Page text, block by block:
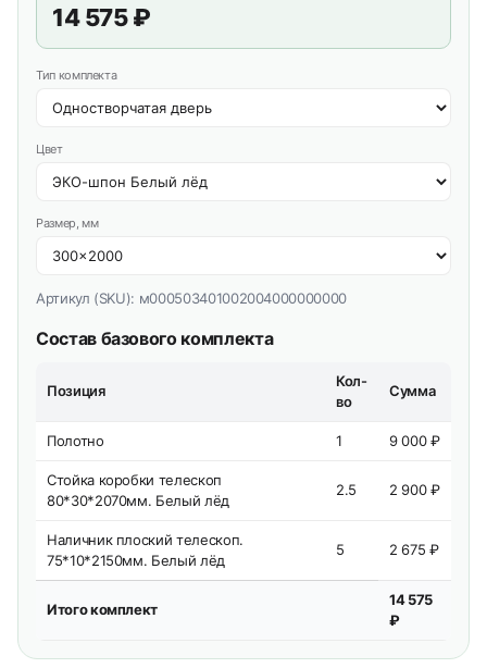
14 575 ₽
Тип комплекта
Цвет
Размер, мм
Артикул (SKU): м000503401002004000000000
Состав базового комплекта
Позиция
Кол-
во
Сумма
Полотно 1 9 000 ₽
Стойка коробки телескоп
80*30*2070мм. Белый лёд
2.5 2 900 ₽
Наличник плоский телескоп.
75*10*2150мм. Белый лёд
5 2 675 ₽
Итого комплект
14 575
₽